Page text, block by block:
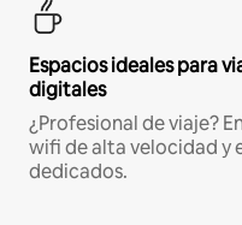
Espacios ideales para
digitales
¿Profesional de viaje?
wifi de alta velocidad y
dedicados.